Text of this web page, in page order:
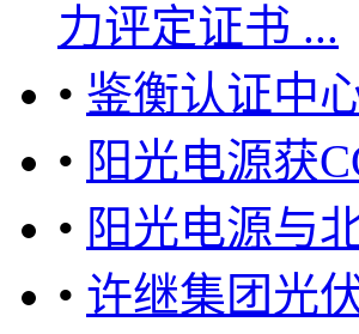
力评定证书 ...
• 鉴衡认证中
• 阳光电源获
• 阳光电源与
• 许继集团光